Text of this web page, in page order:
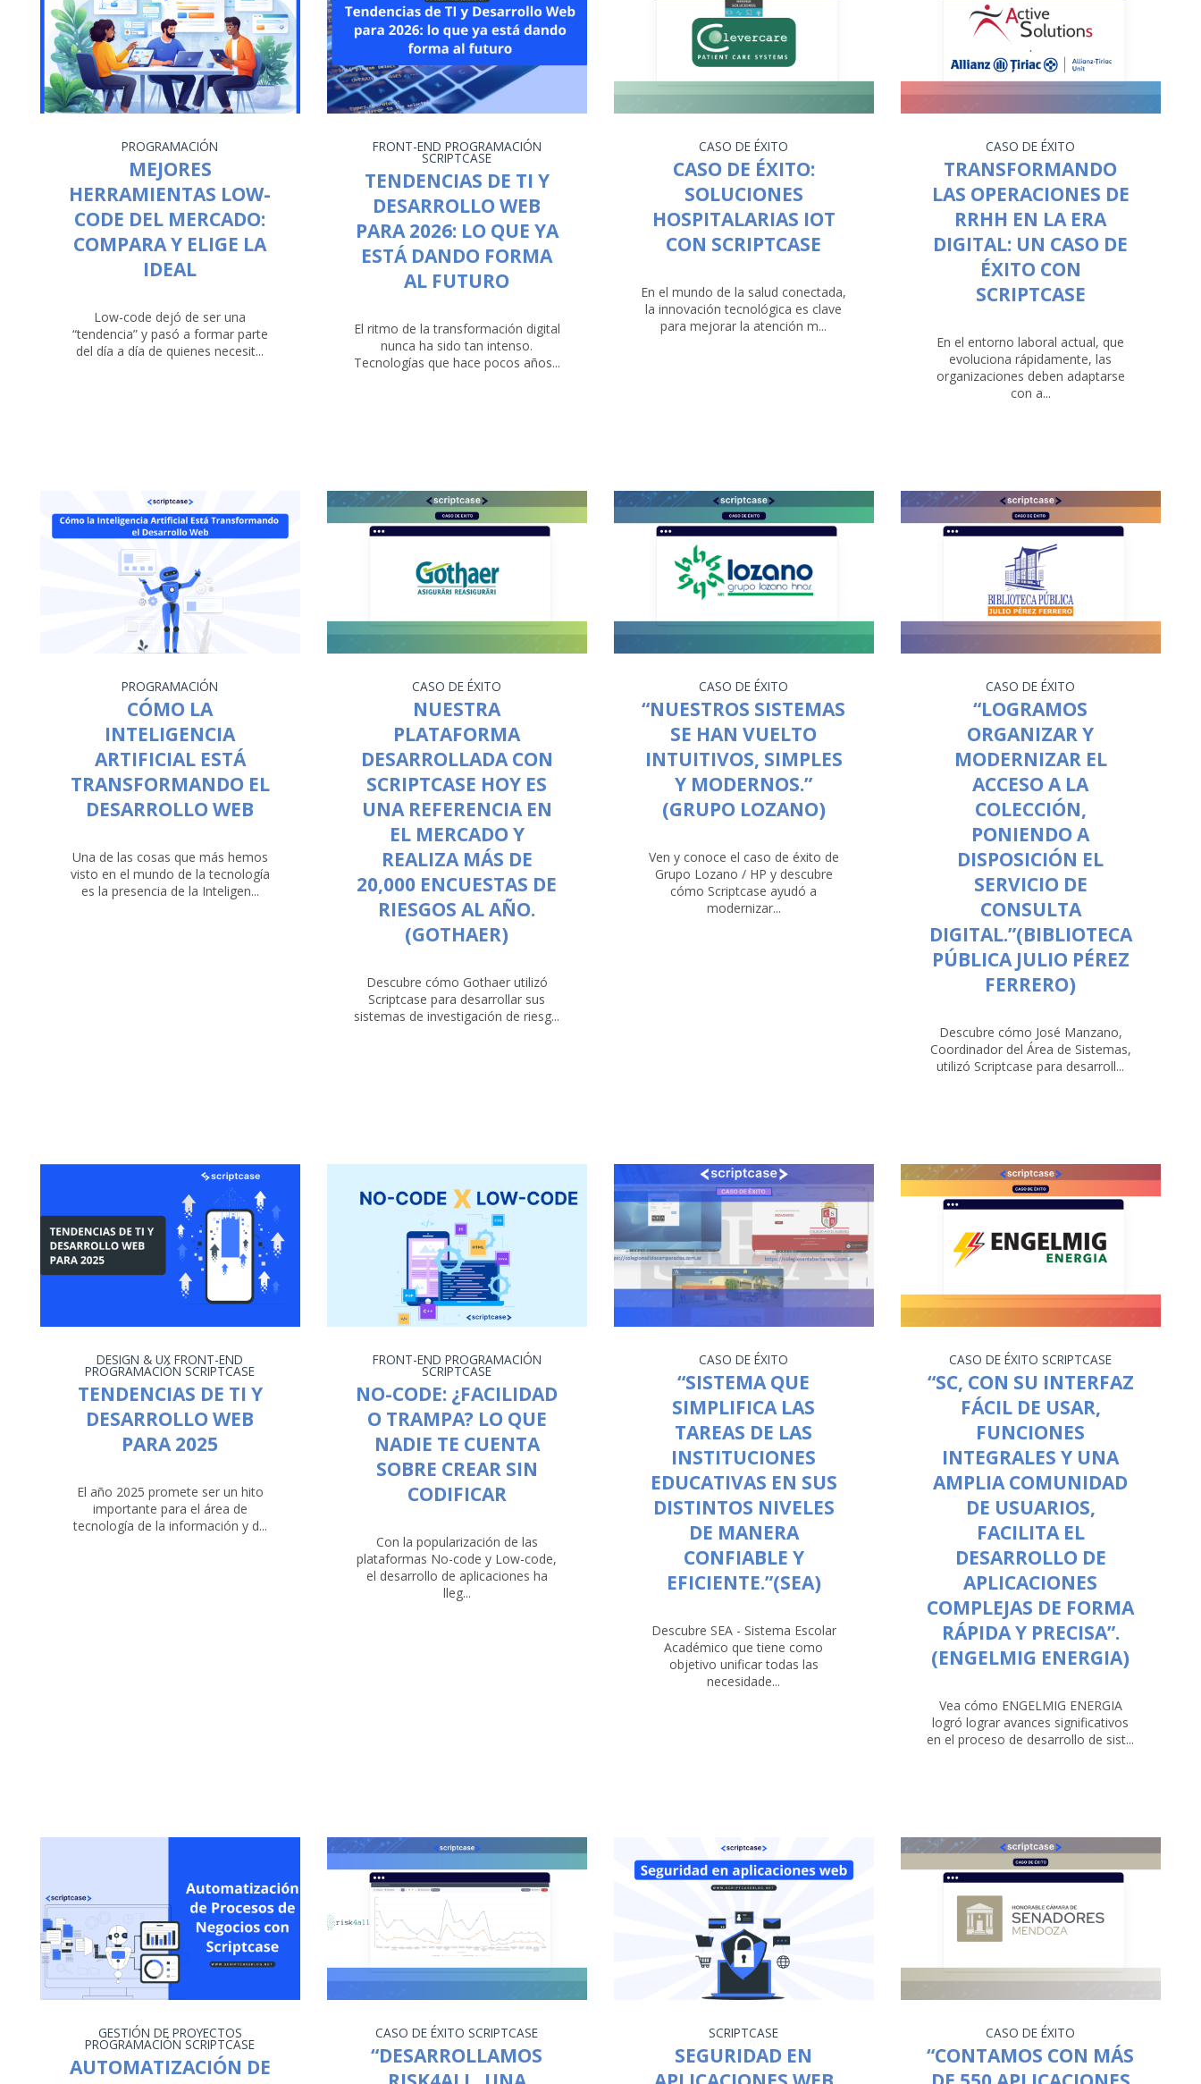
PROGRAMACIÓN
MEJORES
HERRAMIENTAS LOW-
CODE DEL MERCADO:
COMPARA Y ELIGE LA
IDEAL
Low-code dejó de ser una
“tendencia” y pasó a formar parte
del día a día de quienes necesit...
FRONT-END PROGRAMACIÓN
SCRIPTCASE
TENDENCIAS DE TI Y
DESARROLLO WEB
PARA 2026: LO QUE YA
ESTÁ DANDO FORMA
AL FUTURO
El ritmo de la transformación digital
nunca ha sido tan intenso.
Tecnologías que hace pocos años...
CASO DE ÉXITO
CASO DE ÉXITO:
SOLUCIONES
HOSPITALARIAS IOT
CON SCRIPTCASE
En el mundo de la salud conectada,
la innovación tecnológica es clave
para mejorar la atención m...
CASO DE ÉXITO
TRANSFORMANDO
LAS OPERACIONES DE
RRHH EN LA ERA
DIGITAL: UN CASO DE
ÉXITO CON
SCRIPTCASE
En el entorno laboral actual, que
evoluciona rápidamente, las
organizaciones deben adaptarse
con a...
PROGRAMACIÓN
CÓMO LA
INTELIGENCIA
ARTIFICIAL ESTÁ
TRANSFORMANDO EL
DESARROLLO WEB
Una de las cosas que más hemos
visto en el mundo de la tecnología
es la presencia de la Inteligen...
CASO DE ÉXITO
NUESTRA
PLATAFORMA
DESARROLLADA CON
SCRIPTCASE HOY ES
UNA REFERENCIA EN
EL MERCADO Y
REALIZA MÁS DE
20,000 ENCUESTAS DE
RIESGOS AL AÑO.
(GOTHAER)
Descubre cómo Gothaer utilizó
Scriptcase para desarrollar sus
sistemas de investigación de riesg...
CASO DE ÉXITO
“NUESTROS SISTEMAS
SE HAN VUELTO
INTUITIVOS, SIMPLES
Y MODERNOS.”
(GRUPO LOZANO)
Ven y conoce el caso de éxito de
Grupo Lozano / HP y descubre
cómo Scriptcase ayudó a
modernizar...
CASO DE ÉXITO
“LOGRAMOS
ORGANIZAR Y
MODERNIZAR EL
ACCESO A LA
COLECCIÓN,
PONIENDO A
DISPOSICIÓN EL
SERVICIO DE
CONSULTA
DIGITAL.”(BIBLIOTECA
PÚBLICA JULIO PÉREZ
FERRERO)
Descubre cómo José Manzano,
Coordinador del Área de Sistemas,
utilizó Scriptcase para desarroll...
DESIGN & UX FRONT-END
PROGRAMACIÓN SCRIPTCASE
TENDENCIAS DE TI Y
DESARROLLO WEB
PARA 2025
El año 2025 promete ser un hito
importante para el área de
tecnología de la información y d...
FRONT-END PROGRAMACIÓN
SCRIPTCASE
NO-CODE: ¿FACILIDAD
O TRAMPA? LO QUE
NADIE TE CUENTA
SOBRE CREAR SIN
CODIFICAR
Con la popularización de las
plataformas No-code y Low-code,
el desarrollo de aplicaciones ha
lleg...
CASO DE ÉXITO
“SISTEMA QUE
SIMPLIFICA LAS
TAREAS DE LAS
INSTITUCIONES
EDUCATIVAS EN SUS
DISTINTOS NIVELES
DE MANERA
CONFIABLE Y
EFICIENTE.”(SEA)
Descubre SEA - Sistema Escolar
Académico que tiene como
objetivo unificar todas las
necesidade...
CASO DE ÉXITO SCRIPTCASE
“SC, CON SU INTERFAZ
FÁCIL DE USAR,
FUNCIONES
INTEGRALES Y UNA
AMPLIA COMUNIDAD
DE USUARIOS,
FACILITA EL
DESARROLLO DE
APLICACIONES
COMPLEJAS DE FORMA
RÁPIDA Y PRECISA”.
(ENGELMIG ENERGIA)
Vea cómo ENGELMIG ENERGIA
logró lograr avances significativos
en el proceso de desarrollo de sist...
GESTIÓN DE PROYECTOS
PROGRAMACIÓN SCRIPTCASE
AUTOMATIZACIÓN DE
CASO DE ÉXITO SCRIPTCASE
“DESARROLLAMOS
SCRIPTCASE
SEGURIDAD EN
CASO DE ÉXITO
“CONTAMOS CON MÁS